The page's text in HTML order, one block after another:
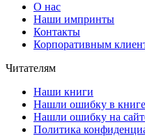
О нас
Наши импринты
Контакты
Корпоративным
Читателям
Наши книги
Нашли ошибку в
Нашли ошибку на
Политика